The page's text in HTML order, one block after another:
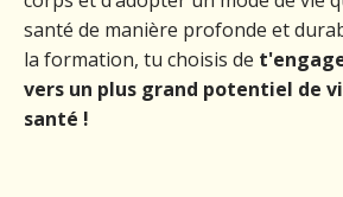
santé de manière profonde et
la formation, tu choisis de
vers un plus grand potentiel de
santé !